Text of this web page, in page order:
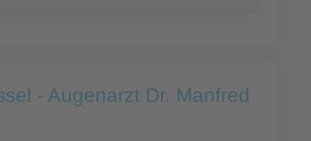
- Augenarzt Dr. Manfred